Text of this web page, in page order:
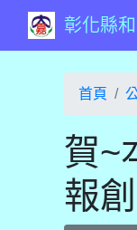
彰化縣
首頁
賀~
報